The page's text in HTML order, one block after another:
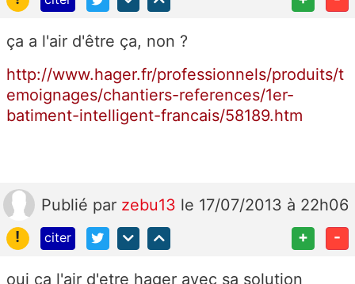
ça a l'air d'être ça, non ?
http://www.hager.fr/professionnels/produits/t
emoignages/chantiers-references/1er-
batiment-intelligent-francais/58189.htm
Publié par zebu13 le 17/07/2013 à 22h06
!
citer + -
oui ca l'air d'etre hager avec sa solution